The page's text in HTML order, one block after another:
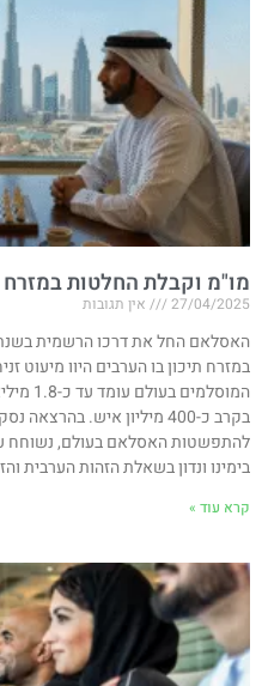
מו"מ וקבלת החלטות במזרח
27/04/2025 אין תגובות
בקרב כ-400 מיליון איש.
להתפשטות האסלאם בעולם, נשוחח
בימינו ונדון בשאלת הזהות הערבית
קרא עוד »